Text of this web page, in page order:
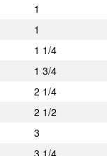
1
1
1 1/4
1 3/4
2 1/4
2 1/2
3
3 1/4